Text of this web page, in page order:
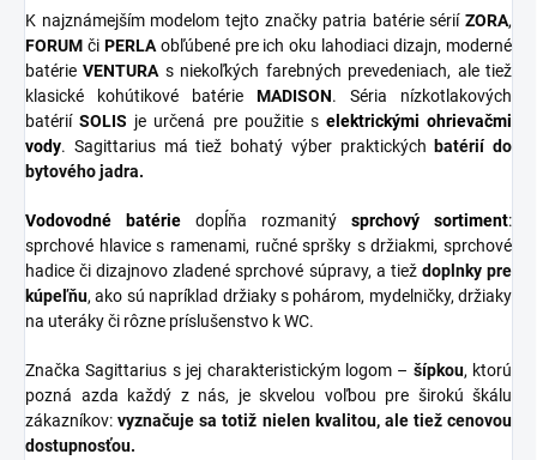
K najznámejším modelom tejto značky patria batérie sérií ZORA,
FORUM či PERLAobľúbené pre ich oku lahodiaci dizajn, moderné
batérieVENTURAs niekoľkých farebných prevedeniach, ale tiež
klasické kohútikové batérie MADISON. Séria nízkotlakových
batériíSOLIS je určená pre použitie s elektrickými ohrievačmi
vody. Sagittarius má tiež bohatý výber praktických batérií do
bytového jadra.
Vodovodné batérie dopĺňa rozmanitý sprchový sortiment:
sprchové hlavice s ramenami, ručné spršky s držiakmi, sprchové
hadice či dizajnovo zladené sprchové súpravy, a tiež doplnky pre
kúpeľňu, ako sú napríklad držiaky s pohárom, mydelničky, držiaky
na uteráky či rôzne príslušenstvo k WC.
Značka Sagittarius s jej charakteristickým logom – šípkou, ktorú
pozná azda každý z nás, je skvelou voľbou pre širokú škálu
zákazníkov:vyznačuje sa totiž nielen kvalitou, ale tiež cenovou
dostupnosťou.